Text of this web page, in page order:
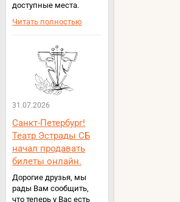
доступные места.
Читать полностью
31.07.2026
Санкт-Петербург!
Театр Эстрады СБ
начал продавать
билеты онлайн.
Дорогие друзья, мы
рады Вам сообщить,
что теперь у Вас есть